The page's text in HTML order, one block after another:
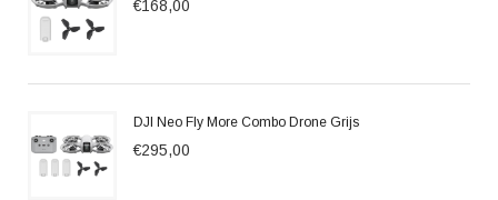
€168,00
DJI Neo Fly More Combo Drone Grijs
€295,00